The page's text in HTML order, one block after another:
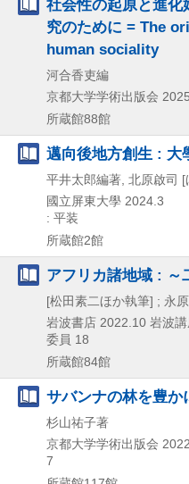
社会性の起原と進
究のために = The
human sociality
河合香吏編
京都大学学術出版会
所蔵館88館
邁向後地方創生 : 大
平井太郎編著, 北原啟司
國立屏東大學 2024.3
: 平装
所蔵館2館
アフリカ諸地域 : ～
[松田素二ほか執筆] ; 永
岩波書店 2022.10 岩波
委員 18
所蔵館84館
サバンナの林を豊
杉山祐子著
京都大学学術出版会
7